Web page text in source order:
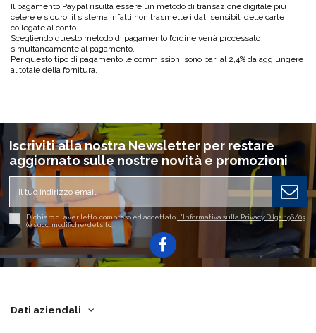
Il pagamento Paypal risulta essere un metodo di transazione digitale più
celere e sicuro, il sistema infatti non trasmette i dati sensibili delle carte
collegate al conto.
Scegliendo questo metodo di pagamento l’ordine verrà processato
simultaneamente al pagamento.
Per questo tipo di pagamento le commissioni sono pari al 2,4% da aggiungere
al totale della fornitura.
Iscriviti alla nostra Newsletter per restare
aggiornato sulle nostre novità e promozioni
Dichiaro di aver letto, compreso ed accettato L'Informativa sulla Privacy D.lgs. 196/03
(e succ. modifiche) del sito.
Dati aziendali